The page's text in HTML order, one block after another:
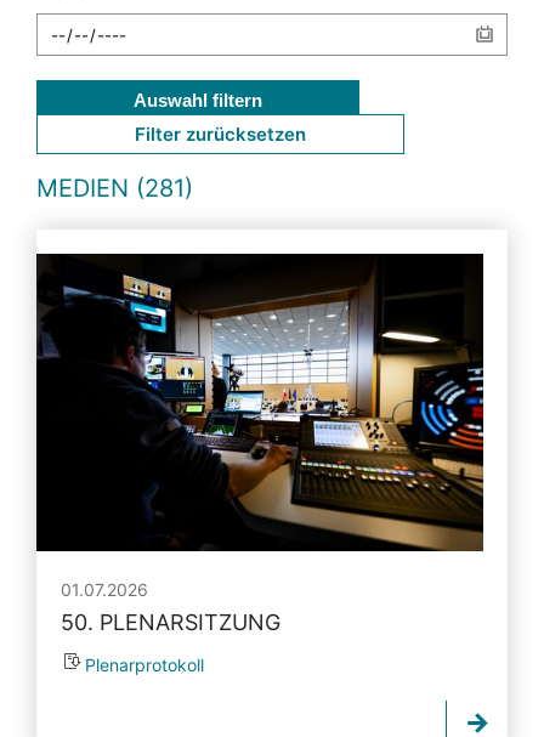
Auswahl filtern
Filter zurücksetzen
MEDIEN (281)
01.07.2026
50. PLENARSITZUNG
Plenarprotokoll